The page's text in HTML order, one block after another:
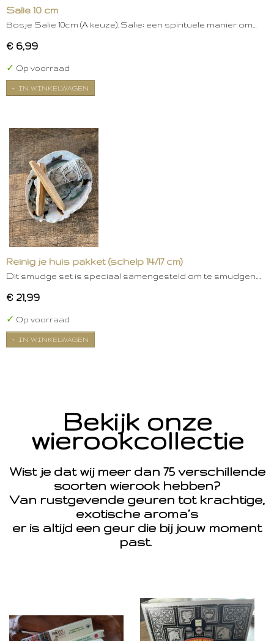
Salie 10 cm
Bosje Salie 10cm (A keuze). Salie: een spirituele manier om…
€ 6,99
✓ Op voorraad
IN WINKELWAGEN
Reinig je huis pakket (schelp 14/17 cm)
Dit smudge set is speciaal samengesteld om te smudgen.…
€ 21,99
✓ Op voorraad
IN WINKELWAGEN
Bekijk onze
wierookcollectie
Wist je dat wij meer dan 75 verschillende
soorten wierook hebben?
Van rustgevende geuren tot krachtige,
exotische aroma’s
er is altijd een geur die bij jouw moment
past.